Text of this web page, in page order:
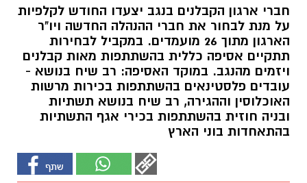
חברי ארגון הקבלנים בנגב יצעדו החודש לקלפיות
על מנת לבחור את חברי ההנהלה החדשה ויו"ר
הארגון מתוך 26 מועמדים. במקביל לבחירות
תתקיים אסיפה כללית בהשתתפות מאות קבלנים
ויזמים מהנגב. במוקד האסיפה: רב שיח בנושא -
עובדים פלסטינאים בהשתתפות בכירות מרשות
האוכלוסין וההגירה, רב שיח בנושא תשתיות
ובניה חוזית בהשתתפות בכירי אגף התשתיות
בהתאחדות בוני הארץ